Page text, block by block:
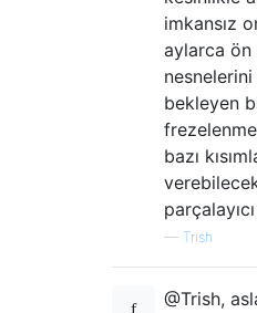
imkansız
aylarca ön
bekleyen
bazı
— Trish
@Trish,